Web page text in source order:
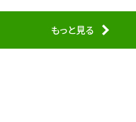
もっと見る